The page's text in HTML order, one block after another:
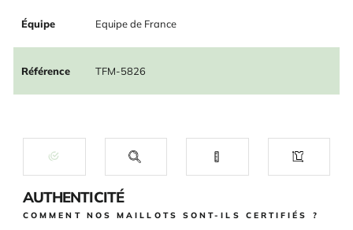
Équipe Equipe de France
Référence TFM-5826
AUTHENTICITÉ
COMMENT NOS MAILLOTS SONT-ILS CERTIFIÉS ?